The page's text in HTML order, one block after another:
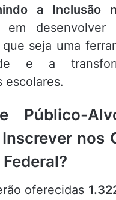
a Inclusão
em desenvolver
seja uma
e a
escolares.
Público-
nos
oferecidas